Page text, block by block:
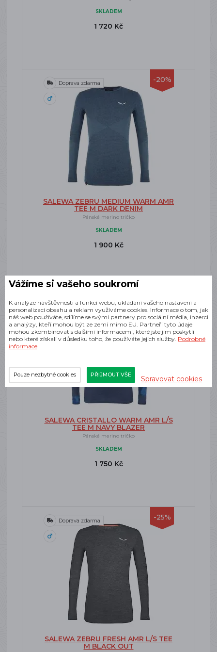
SKLADEM
1 720 Kč
-20%
Doprava zdarma
SALEWA ZEBRU MEDIUM WARM AMR
TEE M DARK DENIM
Pánské merino tričko
SKLADEM
1 900 Kč
Doprava zdarma
SALEWA CRISTALLO WARM AMR L/S
TEE M NAVY BLAZER
Pánské merino tričko
SKLADEM
1 750 Kč
-25%
Doprava zdarma
SALEWA ZEBRU FRESH AMR L/S TEE
M BLACK OUT
Vážíme si vašeho soukromí
K analýze návštěvnosti a funkcí webu, ukládání vašeho nastavení a
personalizaci obsahu a reklam využíváme cookies. Informace o tom, jak
náš web používáte, sdílíme se svými partnery pro sociální média, inzerci
a analýzy, kteří mohou být ze zemí mimo EU. Partneři tyto údaje
mohou zkombinovat s dalšími informacemi, které jste jim poskytli
nebo které získali v důsledku toho, že používáte jejich služby. Podrobné
informace
Pouze nezbytné cookies PŘIJMOUT VŠE Spravovat cookies